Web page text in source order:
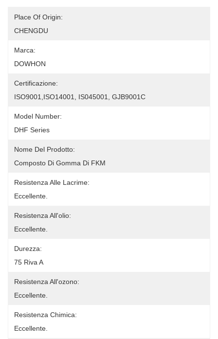
Place Of Origin:
CHENGDU
Marca:
DOWHON
Certificazione:
ISO9001,ISO14001, IS045001, GJB9001C
Model Number:
DHF Series
Nome Del Prodotto:
Composto Di Gomma Di FKM
Resistenza Alle Lacrime:
Eccellente.
Resistenza All'olio:
Eccellente.
Durezza:
75 Riva A
Resistenza All'ozono:
Eccellente.
Resistenza Chimica:
Eccellente.